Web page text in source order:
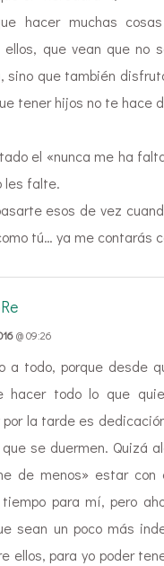
hacer muchas
ellos, que vean que no
sino que también
tener hijos no te hace
el «nunca me ha
les falte.
esos de vez
tú… ya me contarás
@ 09:26
a todo, porque desde
hacer todo lo que
la tarde es
se duermen. Quizá
de menos» estar con
para mí, pero
sean un poco más
ellos, para yo poder